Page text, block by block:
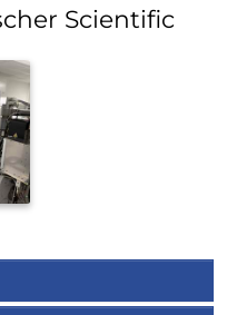
Scientific